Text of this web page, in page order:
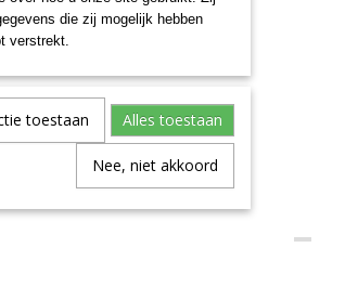
die zij mogelijk hebben
verstrekt.
toestaan Alles toestaan
Nee, niet akkoord